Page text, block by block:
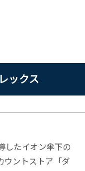
ックス
したイオン傘下の
ウントストア「ダ